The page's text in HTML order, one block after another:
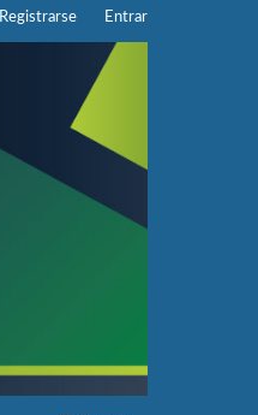
Registrarse Entrar